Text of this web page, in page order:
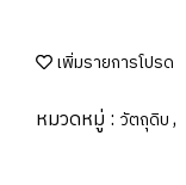
เพิ่มรายการโปรด
หมวดหมู่ : วัตถุดิบ,